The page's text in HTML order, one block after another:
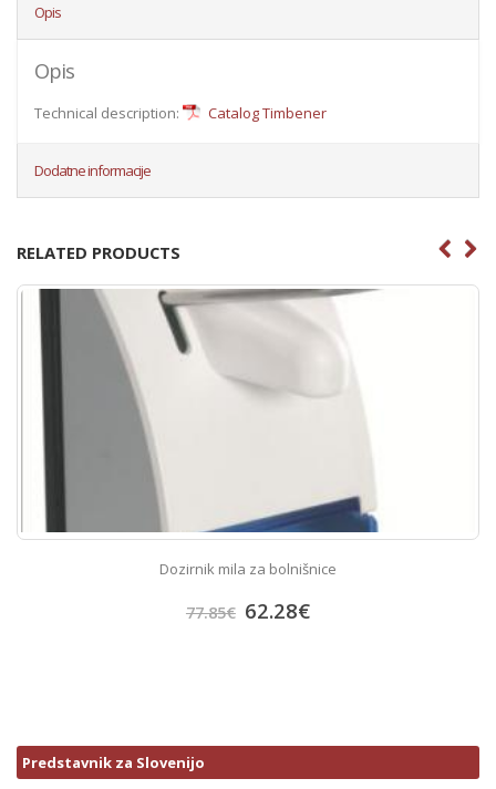
Opis
Opis
Technical description: Catalog Timbener
Dodatne informacije
RELATED PRODUCTS
Dozirnik mila za bolnišnice
77.85€ 62.28€
Predstavnik za Slovenijo